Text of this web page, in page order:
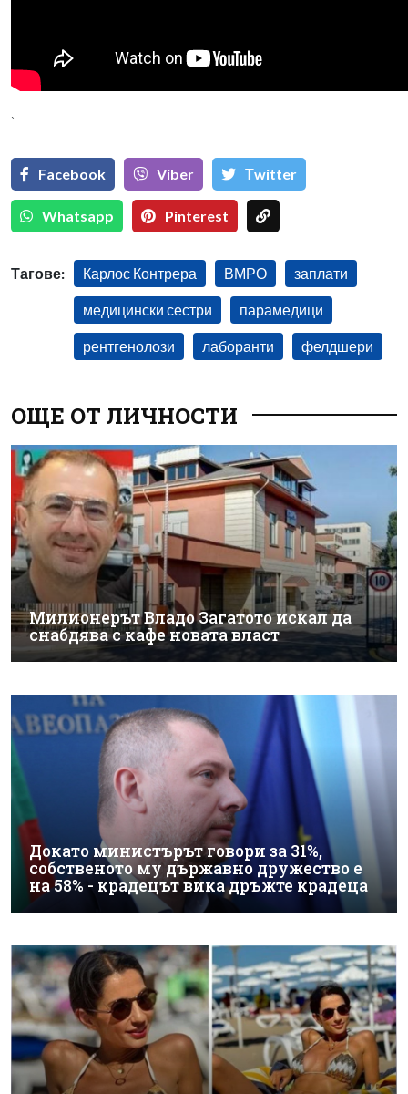
`
Facebook Viber Тwitter
Whatsapp Pinterest
Тагове: Карлос Контрера ВМРО заплати
медицински сестри парамедици
рентгенолози лаборанти фелдшери
ОЩЕ ОТ ЛИЧНОСТИ
Милионерът Владо Загатото искал да
снабдява с кафе новата власт
Докато министърът говори за 31%,
собственото му държавно дружество е
на 58% - крадецът вика дръжте крадеца